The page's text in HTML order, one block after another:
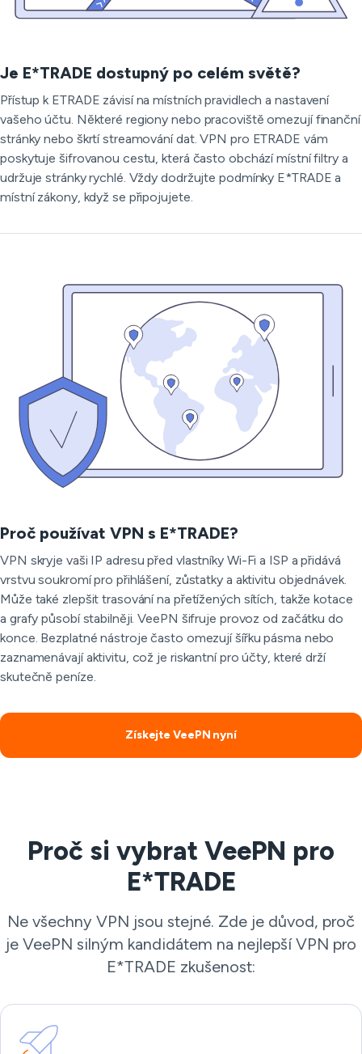
Je E*TRADE dostupný po celém světě?
Přístup k ETRADE závisí na místních pravidlech a nastavení
vašeho účtu. Některé regiony nebo pracoviště omezují finanční
stránky nebo škrtí streamování dat. VPN pro ETRADE vám
poskytuje šifrovanou cestu, která často obchází místní filtry a
udržuje stránky rychlé. Vždy dodržujte podmínky E*TRADE a
místní zákony, když se připojujete.
Proč používat VPN s E*TRADE?
VPN skryje vaši IP adresu před vlastníky Wi-Fi a ISP a přidává
vrstvu soukromí pro přihlášení, zůstatky a aktivitu objednávek.
Může také zlepšit trasování na přetížených sítích, takže kotace
a grafy působí stabilněji. VeePN šifruje provoz od začátku do
konce. Bezplatné nástroje často omezují šířku pásma nebo
zaznamenávají aktivitu, což je riskantní pro účty, které drží
skutečně peníze.
Získejte VeePN nyní
Proč si vybrat VeePN pro
E*TRADE
Ne všechny VPN jsou stejné. Zde je důvod, proč
je VeePN silným kandidátem na nejlepší VPN pro
E*TRADE zkušenost: